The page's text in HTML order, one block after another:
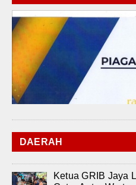
DAERAH
Ketua GRIB Jaya